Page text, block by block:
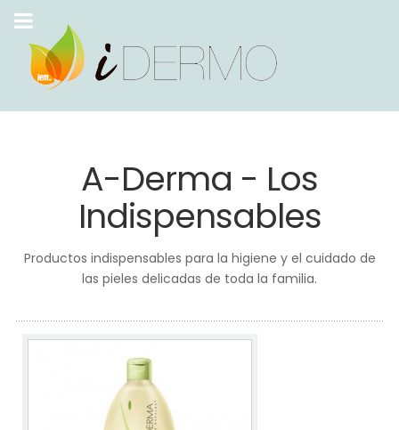
A-Derma - Los
Indispensables
Productos indispensables para la higiene y el cuidado de
las pieles delicadas de toda la familia.